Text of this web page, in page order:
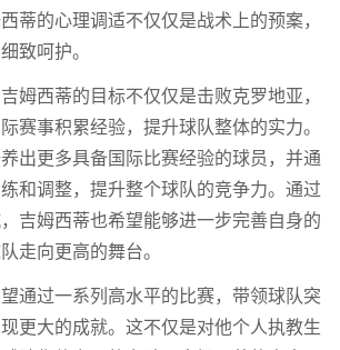
蒂的心理调适不仅仅是战术上的预案，
致呵护。
姆西蒂的目标不仅仅是击败克罗地亚，
赛事积累经验，提升球队整体的实力。
出更多具备国际比赛经验的球员，并通
和调整，提升整个球队的竞争力。通过
吉姆西蒂也希望能够进一步完善自身的
走向更高的舞台。
通过一系列高水平的比赛，带领球队突
更大的成就。这不仅是对他个人执教生